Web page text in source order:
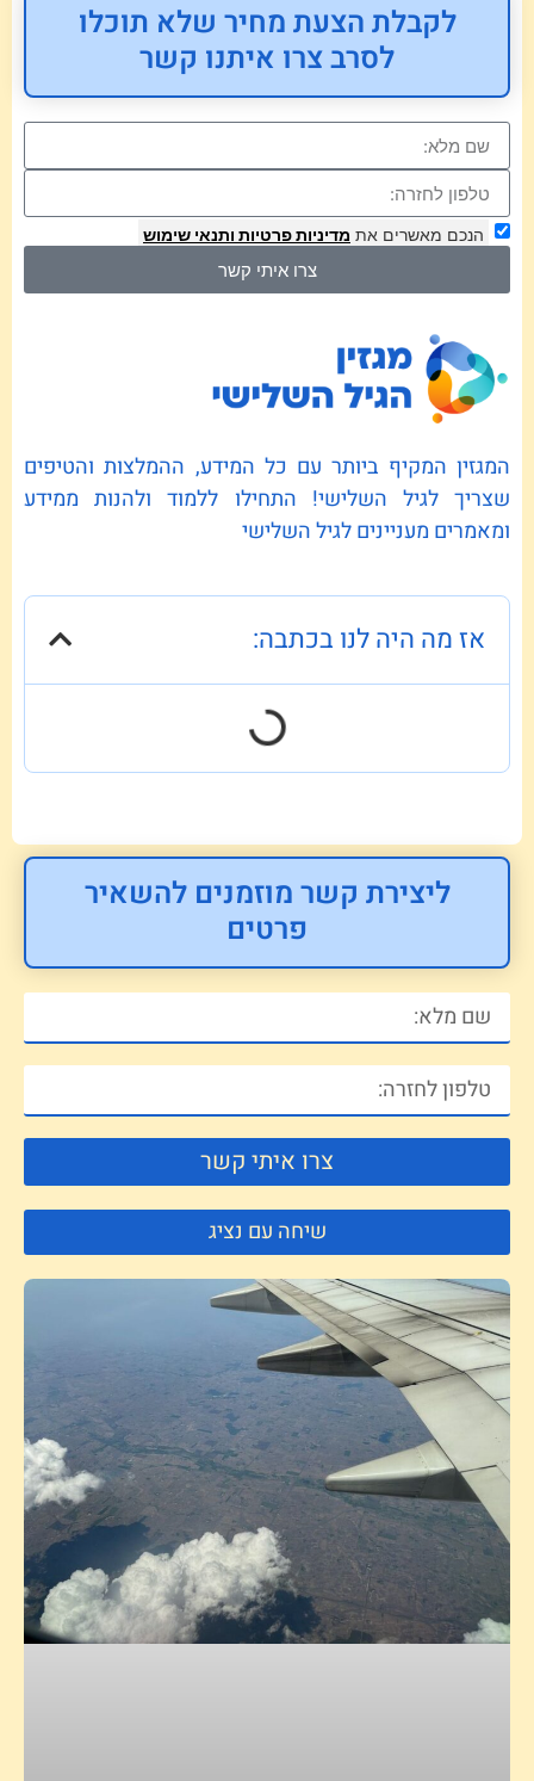
לקבלת הצעת מחיר שלא תוכלו
לסרב צרו איתנו קשר
הנכם מאשרים את מדיניות פרטיות ותנאי שימוש
צרו איתי קשר
המגזין המקיף ביותר עם כל המידע, ההמלצות והטיפים
שצריך לגיל השלישי! התחילו ללמוד ולהנות ממידע
ומאמרים מעניינים לגיל השלישי
אז מה היה לנו בכתבה:
ליצירת קשר מוזמנים להשאיר
פרטים
צרו איתי קשר
שיחה עם נציג